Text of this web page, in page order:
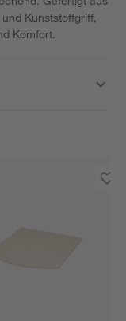
Kunststoffgriff,
Komfort.